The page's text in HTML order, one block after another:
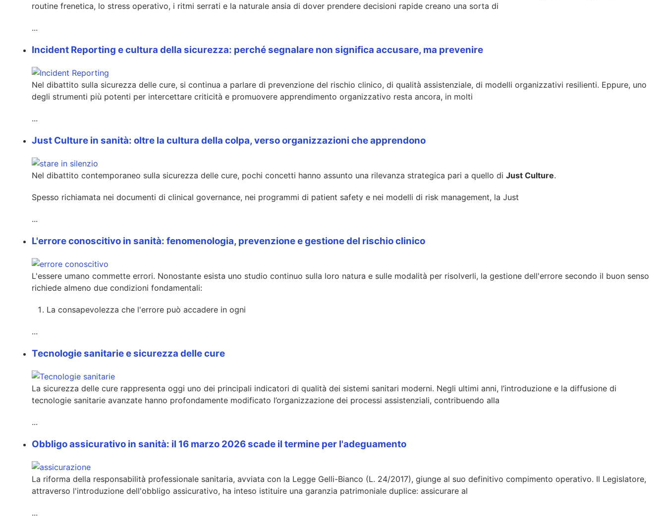
routine frenetica, lo stress operativo, i ritmi serrati e la naturale ansia di dover prendere decisioni rapide creano una sorta di
...
Incident Reporting e cultura della sicurezza: perché segnalare non significa accusare, ma prevenire
Nel dibattito sulla sicurezza delle cure, si continua a parlare di prevenzione del rischio clinico, di qualità assistenziale, di modelli organizzativi resilienti. Eppure, uno
degli strumenti più potenti per intercettare criticità e promuovere apprendimento organizzativo resta ancora, in molti
...
Just Culture in sanità: oltre la cultura della colpa, verso organizzazioni che apprendono
Nel dibattito contemporaneo sulla sicurezza delle cure, pochi concetti hanno assunto una rilevanza strategica pari a quello di Just Culture.
Spesso richiamata nei documenti di clinical governance, nei programmi di patient safety e nei modelli di risk management, la Just
...
L'errore conoscitivo in sanità: fenomenologia, prevenzione e gestione del rischio clinico
L'essere umano commette errori. Nonostante esista uno studio continuo sulla loro natura e sulle modalità per risolverli, la gestione dell'errore secondo il buon senso
richiede almeno due condizioni fondamentali:
La consapevolezza che l'errore può accadere in ogni
...
Tecnologie sanitarie e sicurezza delle cure
La sicurezza delle cure rappresenta oggi uno dei principali indicatori di qualità dei sistemi sanitari moderni. Negli ultimi anni, l’introduzione e la diffusione di
tecnologie sanitarie avanzate hanno profondamente modificato l’organizzazione dei processi assistenziali, contribuendo alla
...
Obbligo assicurativo in sanità: il 16 marzo 2026 scade il termine per l'adeguamento
La riforma della responsabilità professionale sanitaria, avviata con la Legge Gelli-Bianco (L. 24/2017), giunge al suo definitivo compimento operativo. Il Legislatore,
attraverso l'introduzione dell'obbligo assicurativo, ha inteso istituire una garanzia patrimoniale duplice: assicurare al
...